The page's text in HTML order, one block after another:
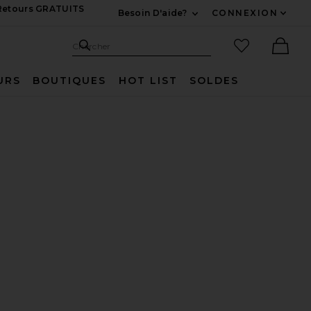
GRATUITS
Besoin D'aide?
CONNEXION
Recherche
Chercher
Articles
BOUTIQUES HOT LIST SOLDES